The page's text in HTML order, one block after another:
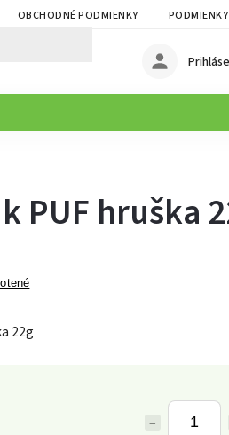
OBCHODNÉ PODMIENKY
−
PUF hruška
22g